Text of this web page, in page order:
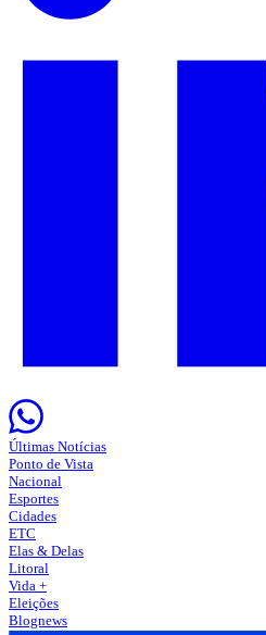
Últimas Notícias
Ponto de Vista
Nacional
Esportes
Cidades
ETC
Elas & Delas
Litoral
Vida +
Eleições
Blognews